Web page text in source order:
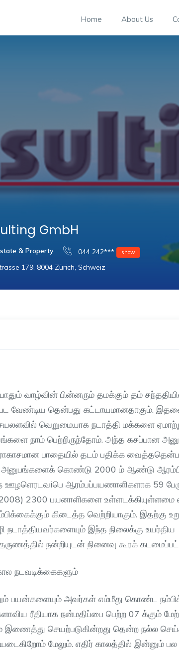
Home About Us
GmbH
& Property 044 242*** show
179, 8004 Zürich, Schweiz
வாழ்வின் பின்னரும் தமக்கும் தம்
வேண்டிய தென்பது கட்டாயமானதாகும்.
வெறுமையாக நடாத்தி மக்களை
நாம் பெற்றிருந்தோம். அந்த கசப்பான
பாதையில் தடம் பதிக்க
அனுபங்களைக் கொண்டு 2000 ம் ஆண்டு
ஊழளெரடவiபெ ஆரம்பப்பயணாளிகளாக 59
2300 பயனாளிகளை உள்ளடக்கியுள்ளமை
கிடைத்த வெற்றியாகும். இதற்கு
நடாத்தியவர்களையும் இந்த நிலைக்கு உயர்திய
நன்றியுடன் நினைவு கூரக்
நடவடிக்கைகளும்
பயன்களையும் அவர்கள் எம்மீது கொண்ட
ரீதியாக நன்மதிப்பை பெற்ற 07 க்கும்
இணைத்து செயற்படுகின்றது தென்ற நல்ல
மேலும். எதிர் காலத்தில் இன்னும்